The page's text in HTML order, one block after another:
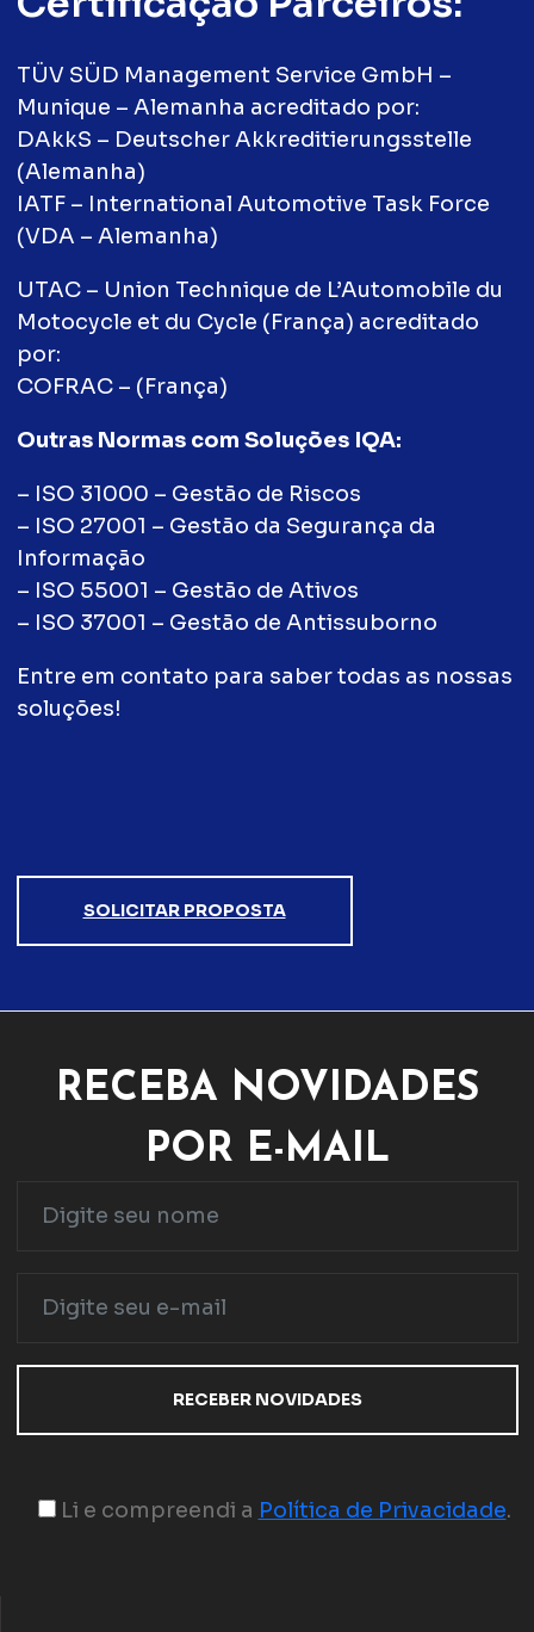
TÜV SÜD Management Service GmbH –
Munique – Alemanha acreditado por:
DAkkS – Deutscher Akkreditierungsstelle
(Alemanha)
IATF – International Automotive Task Force
(VDA – Alemanha)
UTAC – Union Technique de L’Automobile du
Motocycle et du Cycle (França) acreditado
por:
COFRAC – (França)
Outras Normas com Soluções IQA:
– ISO 31000 – Gestão de Riscos
– ISO 27001 – Gestão da Segurança da
Informação
– ISO 55001 – Gestão de Ativos
– ISO 37001 – Gestão de Antissuborno
Entre em contato para saber todas as nossas
soluções!
SOLICITAR PROPOSTA
RECEBA NOVIDADES
POR E-MAIL
Li e compreendi a Política de Privacidade.